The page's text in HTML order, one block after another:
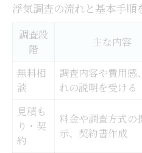
浮気調査事例から
女性が選ぶ浮気調査の
納得できる浮気調
浮気調査の安心材
女性目線で浮気調
浮気調査で後悔し
浮気調査の流れと基本手順
調査段
階
主な内容
無料相
談
調査内容や費用感
れの説明を受ける
見積も
り・契
約
料金や調査方式の
示、契約書作成